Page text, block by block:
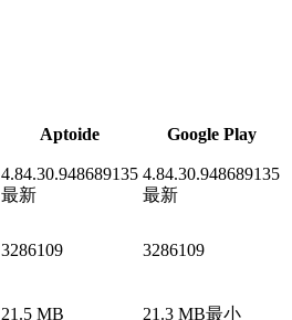
Aptoide
Google Play
4.84.30.948689135
最新
4.84.30.948689135
最新
3286109 3286109
21.5 MB 21.3 MB最小